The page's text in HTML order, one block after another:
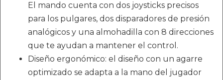
El mando cuenta con dos joysticks precisos
para los pulgares, dos disparadores de presión
analógicos y una almohadilla con 8 direcciones
que te ayudan a mantener el control.
Diseño ergonómico: el diseño con un agarre
optimizado se adapta a la mano del jugador